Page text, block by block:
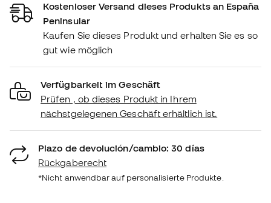
Kostenloser Versand dieses Produkts an España
Peninsular
Kaufen Sie dieses Produkt und erhalten Sie es so
gut wie möglich
Verfügbarkeit im Geschäft
Prüfen , ob dieses Produkt in Ihrem
nächstgelegenen Geschäft erhältlich ist.
Plazo de devolución/cambio: 30 días
Rückgaberecht
*Nicht anwendbar auf personalisierte Produkte.